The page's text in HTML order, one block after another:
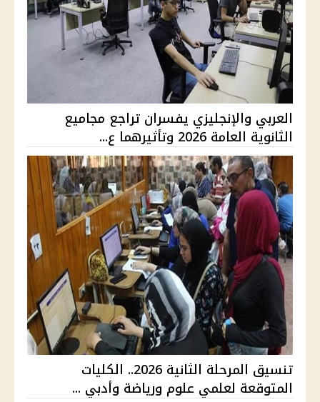
العربي والإنجليزي يفسران تراجع مجاميع
الثانوية العامة 2026 وتأثيرهما ع...
تنسيق المرحلة الثانية 2026.. الكليات
المتوقعة لعلمي علوم ورياضة وأدبي ...